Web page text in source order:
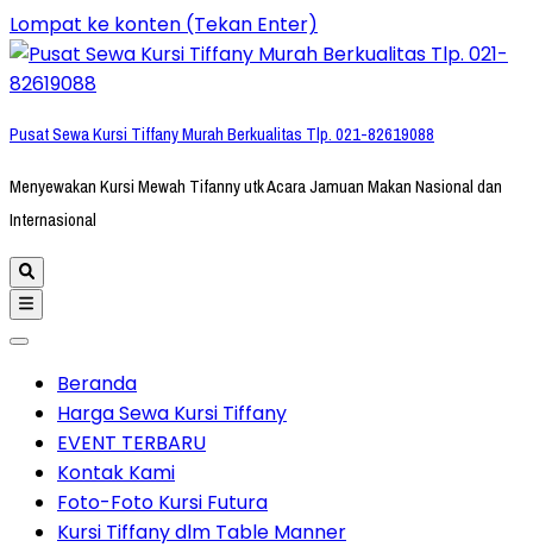
Lompat ke konten (Tekan Enter)
Pusat Sewa Kursi Tiffany Murah Berkualitas Tlp. 021-82619088
Menyewakan Kursi Mewah Tifanny utk Acara Jamuan Makan Nasional dan
Internasional
Beranda
Harga Sewa Kursi Tiffany
EVENT TERBARU
Kontak Kami
Foto-Foto Kursi Futura
Kursi Tiffany dlm Table Manner